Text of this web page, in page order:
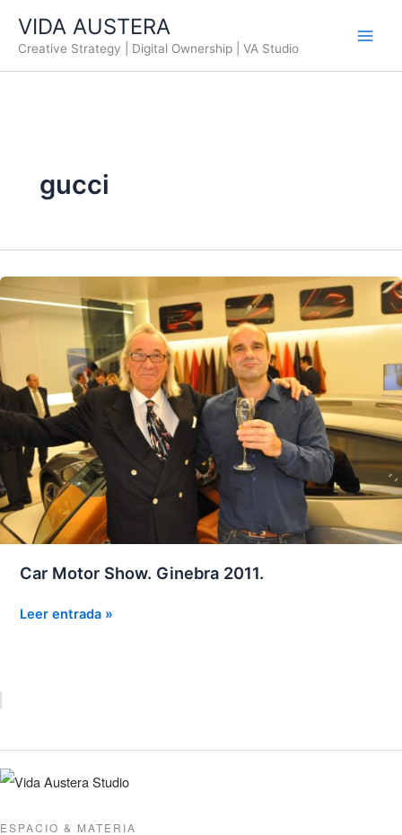
contenido
VIDA AUSTERA
Creative Strategy | Digital Ownership | VA Studio
gucci
Car Motor Show. Ginebra 2011.
Car
Leer entrada »
ESPACIO & MATERIA